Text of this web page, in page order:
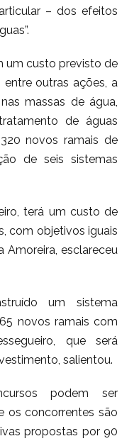
– dos efeitos
um custo previsto de
entre outras ações, a
massas de água,
de águas
novos ramais de
de seis sistemas
terá um custo de
com objetivos iguais
Amoreira, esclareceu
um sistema
novos ramais com
que será
salientou.
podem ser
os concorrentes são
propostas por 90